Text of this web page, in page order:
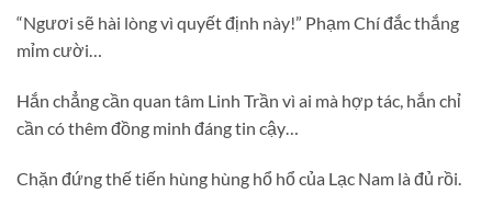
“Ngươi sẽ hài lòng vì quyết định này!” Phạm Chí đắc thắng
mỉm cười…
Hắn chẳng cần quan tâm Linh Trần vì ai mà hợp tác, hắn chỉ
cần có thêm đồng minh đáng tin cậy…
Chặn đứng thế tiến hùng hùng hổ hổ của Lạc Nam là đủ rồi.